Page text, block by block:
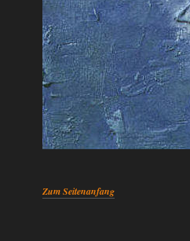
Zum Seitenanfang